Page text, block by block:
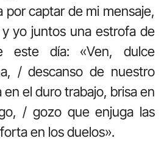
por captar de mi mensaje,
yo juntos una estrofa de
este día: «Ven, dulce
/ descanso de nuestro
el duro trabajo, brisa en
/ gozo que enjuga las
en los duelos».